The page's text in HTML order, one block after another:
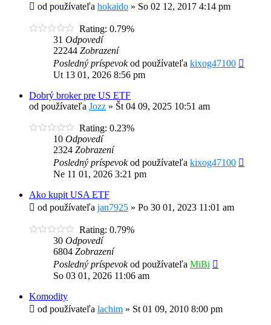
od používateľa hokaido » So 02 12, 2017 4:14 pm
Rating: 0.79%
31 Odpovedí
22244 Zobrazení
Posledný príspevokod používateľa kixog47100
Ut 13 01, 2026 8:56 pm
Dobrý broker pre US ETF
od používateľa Jozz » Št 04 09, 2025 10:51 am
Rating: 0.23%
10 Odpovedí
2324 Zobrazení
Posledný príspevokod používateľa kixog47100
Ne 11 01, 2026 3:21 pm
Ako kupit USA ETF
od používateľa jan7925 » Po 30 01, 2023 11:01 am
Rating: 0.79%
30 Odpovedí
6804 Zobrazení
Posledný príspevokod používateľa MiBi
So 03 01, 2026 11:06 am
Komodity
od používateľa lachim » St 01 09, 2010 8:00 pm